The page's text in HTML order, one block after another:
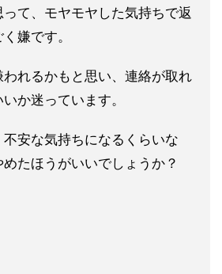
って、モヤモヤした気持ちで返
嫌です。
れるかもと思い、連絡が取れ
いか迷っています。
安な気持ちになるくらいな
めたほうがいいでしょうか？